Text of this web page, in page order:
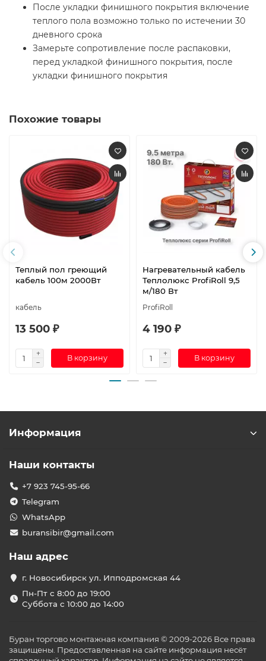
После укладки финишного покрытия включение
теплого пола возможно только по истечении 30
дневного срока
Замерьте сопротивление после распаковки,
перед укладкой финишного покрытия, после
укладки финишного покрытия
Похожие товары
Теплый пол греющий
кабель 100м 2000Вт
кабель
13 500 ₽
В корзину
Нагревательный кабель
Теплолюкс ProfiRoll 9,5
м/180 Вт
ProfiRoll
4 190 ₽
В корзину
Информация
Наши контакты
+7 923 745-95-66
Telegram
WhatsApp
buransibir@gmail.com
Наш адрес
г. Новосибирск ул. Ипподромская 44
Пн-Пт с 8:00 до 19:00
Суббота с 10:00 до 14:00
Буран торгово монтажная компания © 2009-2026 Все права
защищены. Предоставленная на сайте информация несёт